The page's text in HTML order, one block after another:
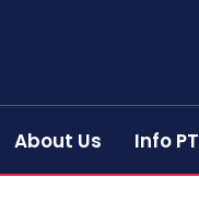
About Us Info PT